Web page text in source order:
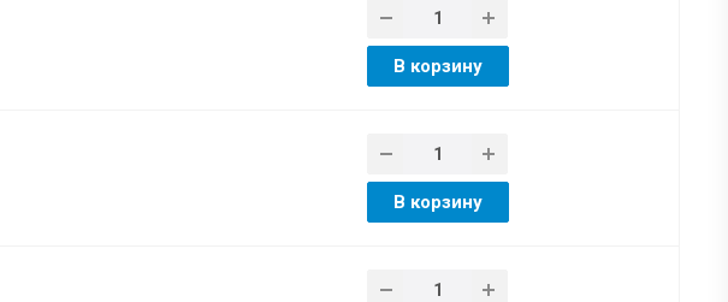
В корзину
В корзину